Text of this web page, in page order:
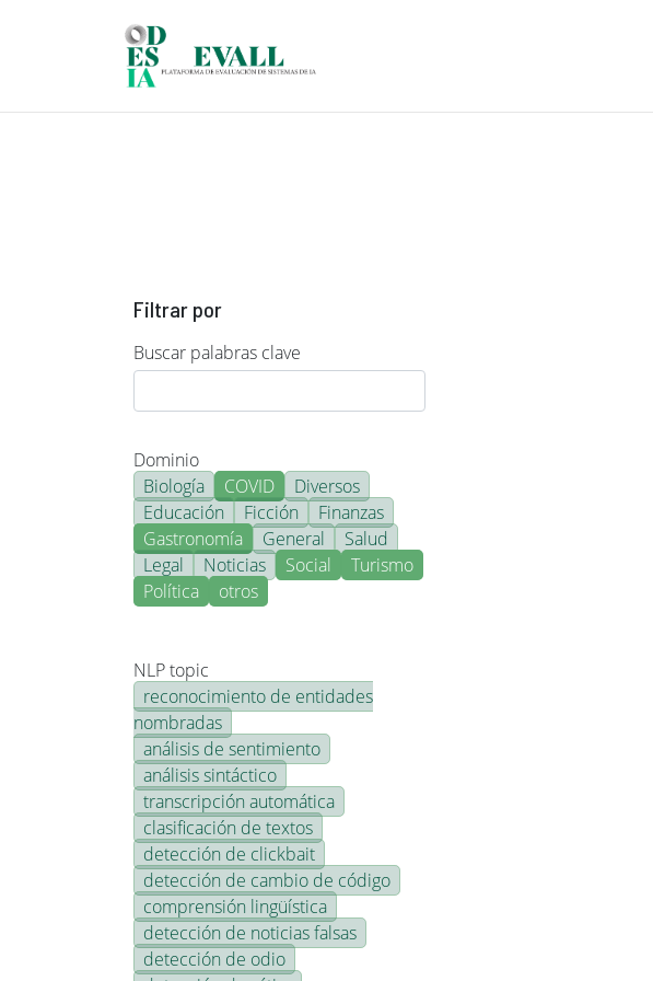
Filtrar por
Buscar palabras clave
Dominio
Biología
COVID
Diversos
Educación
Ficción
Finanzas
Gastronomía
General
Salud
Legal
Noticias Social
Turismo
Política
otros
NLP topic
reconocimiento de entidades
nombradas
análisis de sentimiento
análisis sintáctico
transcripción automática
clasificación de textos
detección de clickbait
detección de cambio de código
comprensión lingüística
detección de noticias falsas
detección de odio